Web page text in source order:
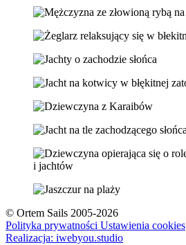
© Ortem Sails 2005-2026
Polityka prywatności Ustawienia cookies
Realizacja: iwebyou.studio